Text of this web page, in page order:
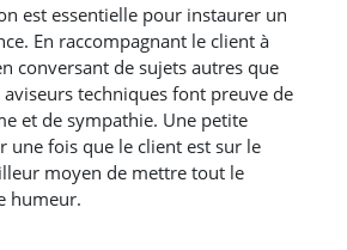
est essentielle pour instaurer un
En raccompagnant le client à
conversant de sujets autres que
aviseurs techniques font preuve de
et de sympathie. Une petite
une fois que le client est sur le
moyen de mettre tout le
humeur.